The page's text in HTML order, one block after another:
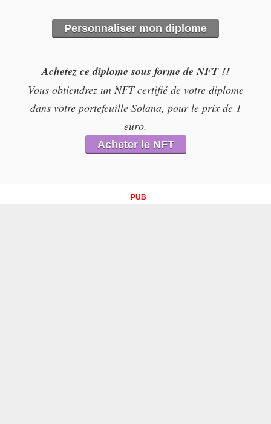
Personnaliser mon diplome
Achetez ce diplome sous forme de NFT !!
Vous obtiendrez un NFT certifié de votre diplome
dans votre portefeuille Solana, pour le prix de 1
euro.
Acheter le NFT
PUB